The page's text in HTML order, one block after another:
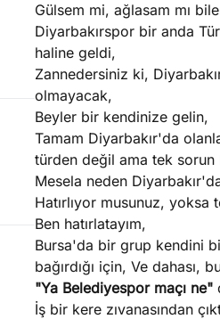
Gülsem mi, ağlasam mı
Diyarbakırspor bir anda
haline geldi,
Zannedersiniz ki,
olmayacak,
Beyler bir kendinize gelin,
Tamam Diyarbakır'da
türden değil ama tek sorun
Mesela neden
Hatırlıyor musunuz, yoksa
Ben hatırlatayım,
Bursa'da bir grup kendini
bağırdığı için, Ve dahası,
"Ya Belediyespor maçı ne"
İş bir kere zıvanasından